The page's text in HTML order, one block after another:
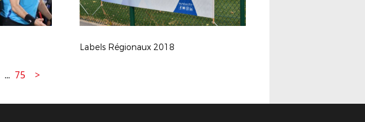
Labels Régionaux 2018
... 75 >